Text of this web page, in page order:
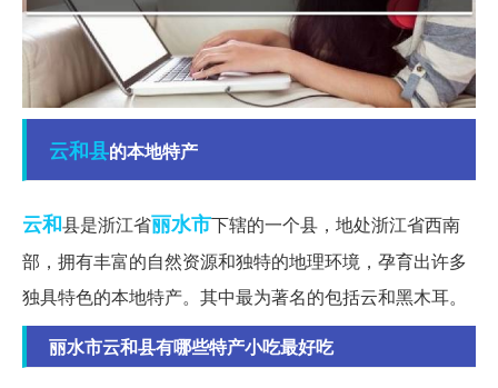
云和县的本地特产
云和县是浙江省丽水市下辖的一个县，地处浙江省西南
部，拥有丰富的自然资源和独特的地理环境，孕育出许多
独具特色的本地特产。其中最为著名的包括云和黑木耳。
丽水市云和县有哪些特产小吃最好吃